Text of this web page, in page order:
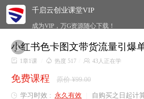
千启云创业课堂VIP
成为VIP，万G资源随心下载！

小红书色卡图文带货流量引爆
 1章1课  热度 517  43人正在学
免费课程 原价 ¥99.00
 学习时效 : 永久有效 自购买之日起计